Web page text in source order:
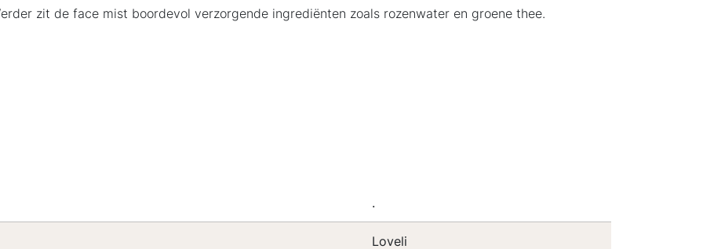
zit de face mist boordevol verzorgende ingrediënten zoals rozenwater en groene thee.
.
Loveli